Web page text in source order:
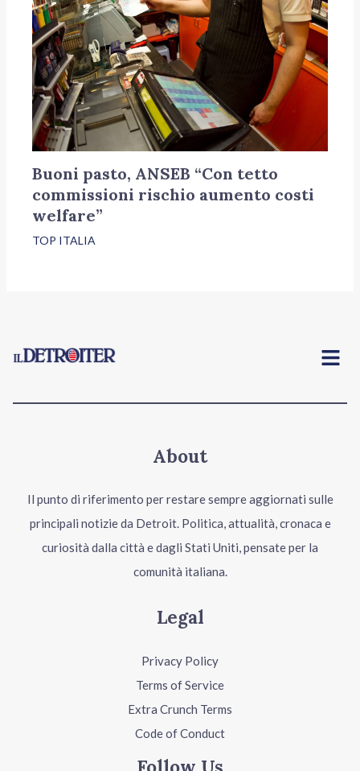
Buoni pasto, ANSEB “Con tetto
commissioni rischio aumento costi
welfare”
TOP ITALIA
Menu
About
Il punto di riferimento per restare sempre aggiornati sulle
principali notizie da Detroit. Politica, attualità, cronaca e
curiosità dalla città e dagli Stati Uniti, pensate per la
comunità italiana.
Legal
Privacy Policy
Terms of Service
Extra Crunch Terms
Code of Conduct
Follow Us